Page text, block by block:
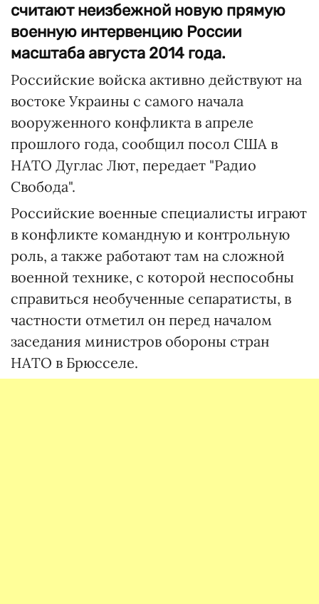
считают неизбежной новую прямую
военную интервенцию России
масштаба августа 2014 года.
Российские войска активно действуют на
востоке Украины с самого начала
вооруженного конфликта в апреле
прошлого года, сообщил посол США в
НАТО Дуглас Лют, передает "Радио
Свобода".
Российские военные специалисты играют
в конфликте командную и контрольную
роль, а также работают там на сложной
военной технике, с которой неспособны
справиться необученные сепаратисты, в
частности отметил он перед началом
заседания министров обороны стран
НАТО в Брюсселе.